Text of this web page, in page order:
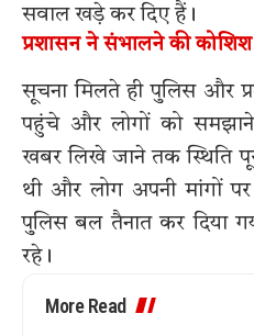
सवाल खड़े कर दिए हैं।
प्रशासन ने संभालने की कोशिश
सूचना मिलते ही पुलिस और
पहुंचे और लोगों को समझाने
खबर लिखे जाने तक स्थिति
थी और लोग अपनी मांगों
पुलिस बल तैनात कर दिया
रहे।
More Read